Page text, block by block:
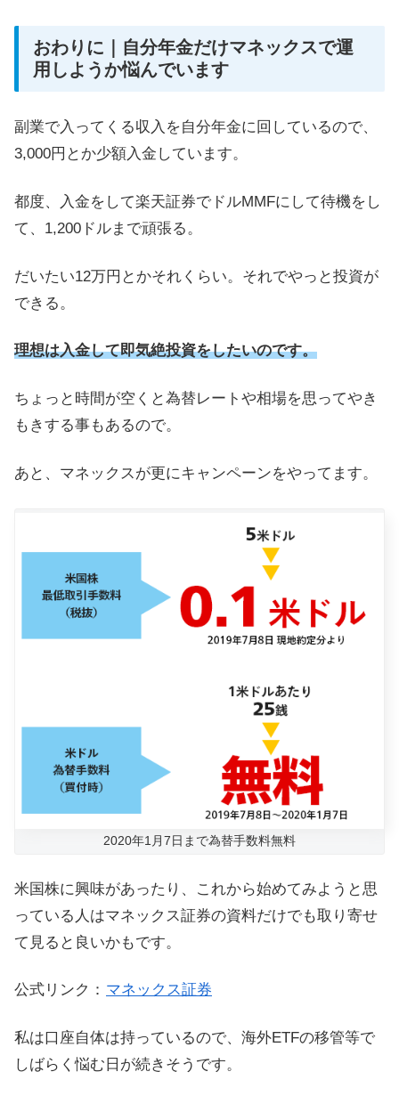
おわりに｜自分年金だけマネックスで運
用しようか悩んでいます
副業で入ってくる収入を自分年金に回しているので、
3,000円とか少額入金しています。
都度、入金をして楽天証券でドルMMFにして待機をし
て、1,200ドルまで頑張る。
だいたい12万円とかそれくらい。それでやっと投資が
できる。
理想は入金して即気絶投資をしたいのです。
ちょっと時間が空くと為替レートや相場を思ってやき
もきする事もあるので。
あと、マネックスが更にキャンペーンをやってます。
2020年1月7日まで為替手数料無料
米国株に興味があったり、これから始めてみようと思
っている人はマネックス証券の資料だけでも取り寄せ
て見ると良いかもです。
公式リンク： マネックス証券
私は口座自体は持っているので、海外ETFの移管等で
しばらく悩む日が続きそうです。